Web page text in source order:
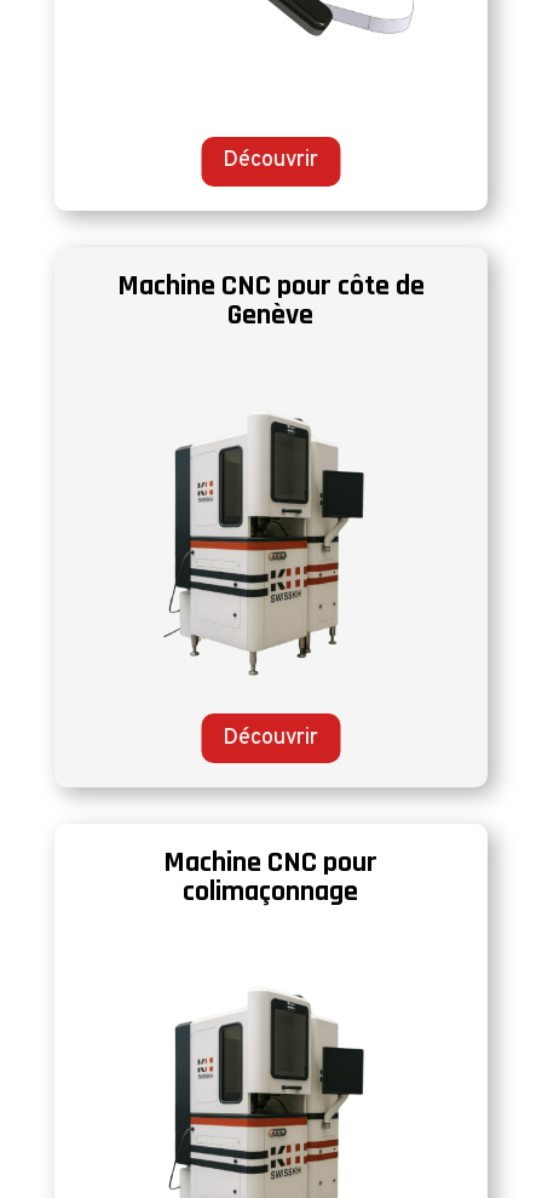
Découvrir
Machine CNC pour côte de
Genève
Découvrir
Machine CNC pour
colimaçonnage